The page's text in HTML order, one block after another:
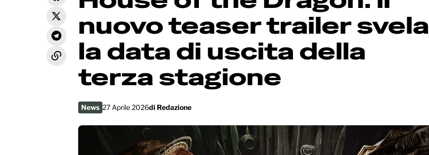
nuovo teaser trailer svela
la data di uscita della
terza stagione
News 27 Aprile 2026di Redazione